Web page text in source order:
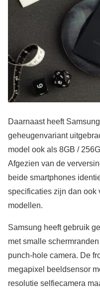
Daarnaast heeft
geheugenvariant
model ook als 8GB /
Afgezien van de
beide smartphones
specificaties zijn dan ook
modellen.
Samsung heeft gebruik
met smalle
punch-hole camera. De
megapixel beeldsensor
resolutie selfiecamera